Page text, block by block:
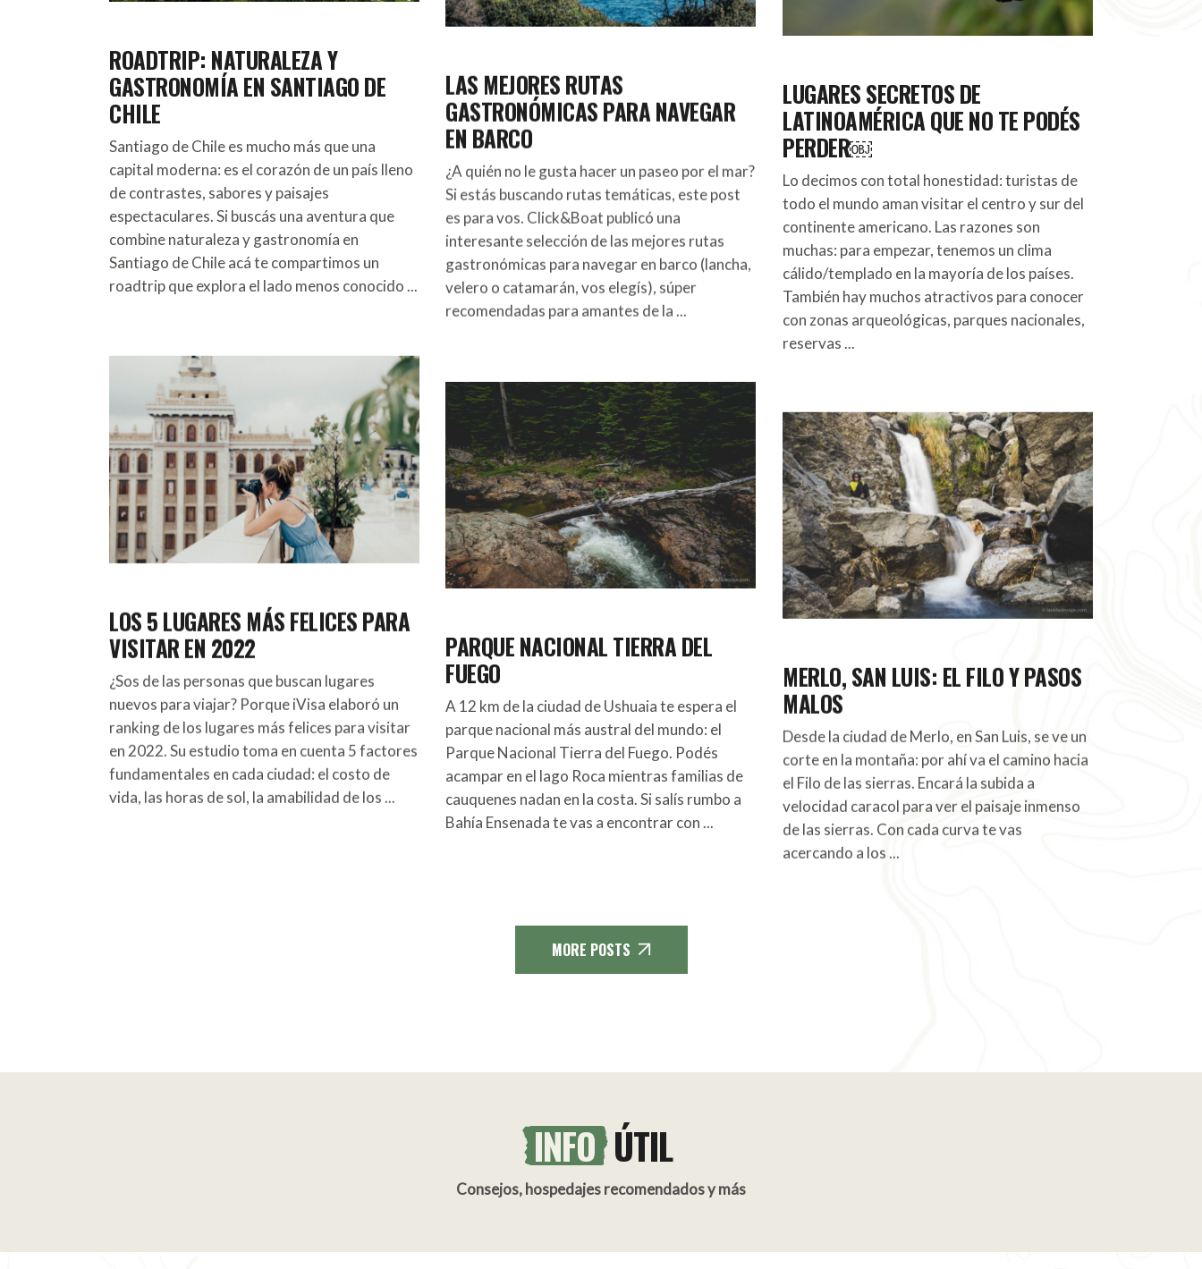
ROADTRIP: NATURALEZA Y
GASTRONOMÍA EN SANTIAGO DE
CHILE
Santiago de Chile es mucho más que una
capital moderna: es el corazón de un país lleno
de contrastes, sabores y paisajes
espectaculares. Si buscás una aventura que
combine naturaleza y gastronomía en
Santiago de Chile acá te compartimos un
roadtrip que explora el lado menos conocido
LAS MEJORES RUTAS
GASTRONÓMICAS PARA NAVEGAR
EN BARCO
¿A quién no le gusta hacer un paseo por el mar?
Si estás buscando rutas temáticas, este post
es para vos. Click&Boat publicó una
interesante selección de las mejores rutas
gastronómicas para navegar en barco (lancha,
velero o catamarán, vos elegís), súper
recomendadas para amantes de la
LUGARES SECRETOS DE
LATINOAMÉRICA QUE NO TE PODÉS
PERDER￼
Lo decimos con total honestidad: turistas de
todo el mundo aman visitar el centro y sur del
continente americano. Las razones son
muchas: para empezar, tenemos un clima
cálido/templado en la mayoría de los países.
También hay muchos atractivos para conocer
con zonas arqueológicas, parques nacionales,
reservas
LOS 5 LUGARES MÁS FELICES PARA
VISITAR EN 2022
¿Sos de las personas que buscan lugares
nuevos para viajar? Porque iVisa elaboró un
ranking de los lugares más felices para visitar
en 2022. Su estudio toma en cuenta 5 factores
fundamentales en cada ciudad: el costo de
vida, las horas de sol, la amabilidad de los
PARQUE NACIONAL TIERRA DEL
FUEGO
A 12 km de la ciudad de Ushuaia te espera el
parque nacional más austral del mundo: el
Parque Nacional Tierra del Fuego. Podés
acampar en el lago Roca mientras familias de
cauquenes nadan en la costa. Si salís rumbo a
Bahía Ensenada te vas a encontrar con
MERLO, SAN LUIS: EL FILO Y PASOS
MALOS
Desde la ciudad de Merlo, en San Luis, se ve un
corte en la montaña: por ahí va el camino hacia
el Filo de las sierras. Encará la subida a
velocidad caracol para ver el paisaje inmenso
de las sierras. Con cada curva te vas
acercando a los
MORE POSTS
INFOÚTIL
Consejos, hospedajes recomendados y más